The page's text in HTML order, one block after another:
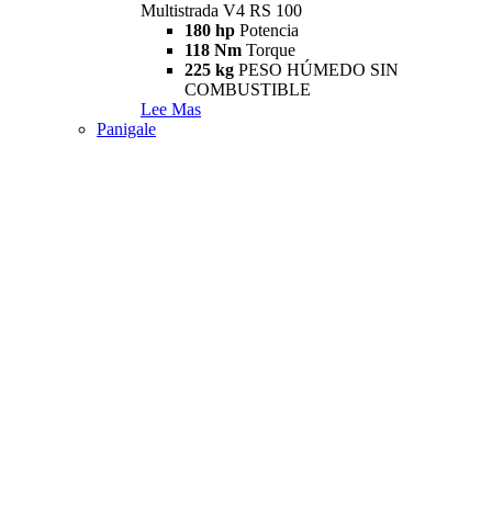
Multistrada V4 RS 100
180 hp Potencia
118 Nm Torque
225 kg PESO HÚMEDO SIN
COMBUSTIBLE
Lee Mas
Panigale